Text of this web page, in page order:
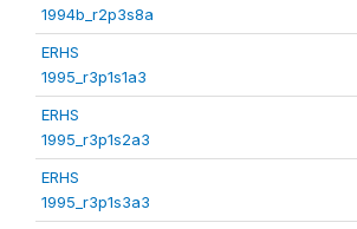
1994b_r2p3s8a
ERHS
1995_r3p1s1a3
ERHS
1995_r3p1s2a3
ERHS
1995_r3p1s3a3